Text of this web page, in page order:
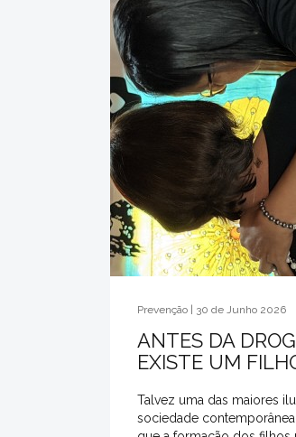
Prevenção | 30 de Junho 2026
ANTES DA
EXISTE UM
Talvez uma das maiores
sociedade